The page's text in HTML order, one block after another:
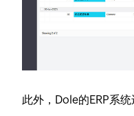
此外，Dole的ERP系